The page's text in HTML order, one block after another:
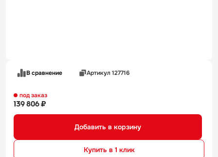
В сравнение Артикул 127716
под заказ
139 806 ₽
Добавить в корзину
Купить в 1 клик